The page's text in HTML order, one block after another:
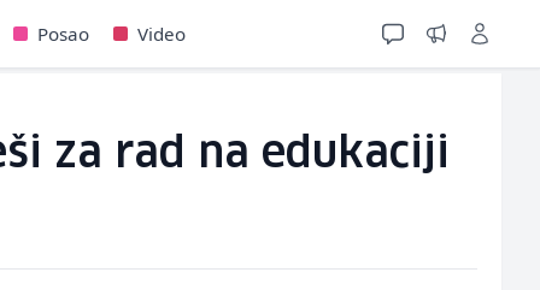
Posao Video
za rad na edukaciji